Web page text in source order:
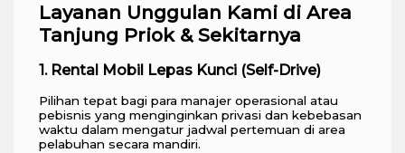
Layanan Unggulan Kami di Area
Tanjung Priok & Sekitarnya
1. Rental Mobil Lepas Kunci (Self-Drive)
Pilihan tepat bagi para manajer operasional atau
pebisnis yang menginginkan privasi dan kebebasan
waktu dalam mengatur jadwal pertemuan di area
pelabuhan secara mandiri.